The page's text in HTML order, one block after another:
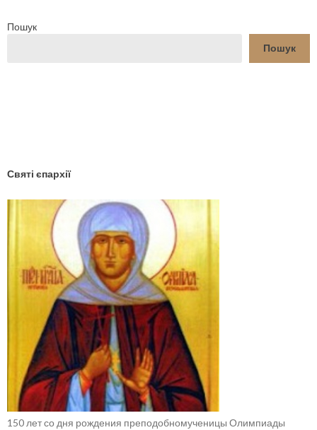
Пошук
Пошук
Святі єпархії
150 лет со дня рождения преподобномученицы Олимпиады